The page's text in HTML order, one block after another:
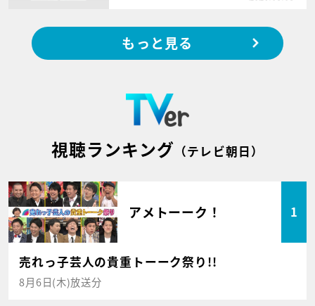
もっと見る
視聴ランキング （テレビ朝日）
アメトーーク！ 1
売れっ子芸人の貴重トーーク祭り!!
8月6日(木)放送分